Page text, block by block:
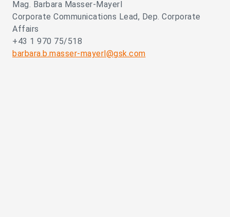
Mag. Barbara Masser-Mayerl
Corporate Communications Lead, Dep. Corporate
Affairs
+43 1 970 75/518
barbara.b.masser-mayerl@gsk.com